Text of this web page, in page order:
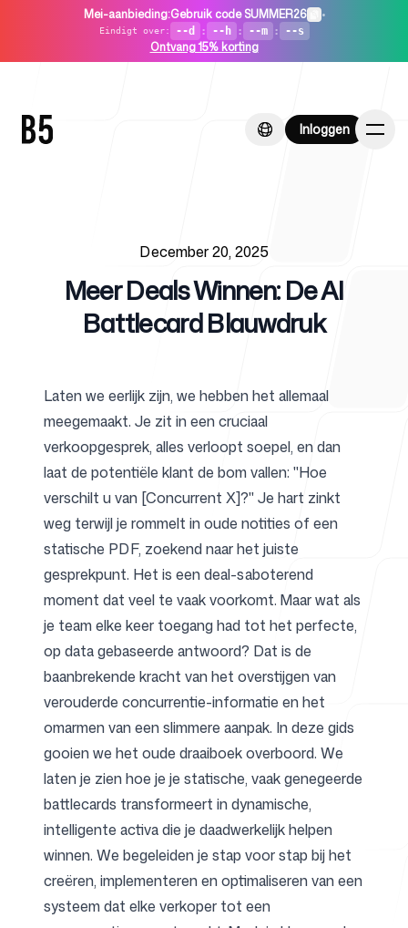
Mei-aanbieding:Gebruik code SUMMER26 •
Eindigt over: --d : --h : --m : --s
Ontvang 15% korting
Inloggen
Inloggen
Voor agentschappen
Blog
Prijzen
Helpcentrum
Gratis hulpmiddelen
December 20, 2025
Meer Deals Winnen: De AI
Battlecard Blauwdruk
Laten we eerlijk zijn, we hebben het allemaal
meegemaakt. Je zit in een cruciaal
verkoopgesprek, alles verloopt soepel, en dan
laat de potentiële klant de bom vallen: "Hoe
verschilt u van [Concurrent X]?" Je hart zinkt
weg terwijl je rommelt in oude notities of een
statische PDF, zoekend naar het juiste
gesprekpunt. Het is een deal-saboterend
moment dat veel te vaak voorkomt. Maar wat als
je team elke keer toegang had tot het perfecte,
op data gebaseerde antwoord? Dat is de
baanbrekende kracht van het overstijgen van
verouderde concurrentie-informatie en het
omarmen van een slimmere aanpak. In deze gids
gooien we het oude draaiboek overboord. We
laten je zien hoe je je statische, vaak genegeerde
battlecards transformeert in dynamische,
intelligente activa die je daadwerkelijk helpen
winnen. We begeleiden je stap voor stap bij het
creëren, implementeren en optimaliseren van een
systeem dat elke verkoper tot een